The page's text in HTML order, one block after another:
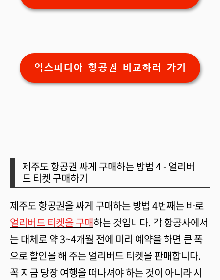
익스피디아 항공권 비교하러 가기
제주도 항공권 싸게 구매하는 방법 4 - 얼리버
드 티켓 구매하기
제주도 항공권을 싸게 구매하는 방법 4번째는 바로
얼리버드 티켓을 구매하는 것입니다. 각 항공사에서
는 대체로 약 3~4개월 전에 미리 예약을 하면 큰 폭
으로 할인을 해 주는 얼리버드 티켓을 판매합니다.
꼭 지금 당장 여행을 떠나셔야 하는 것이 아니라 시